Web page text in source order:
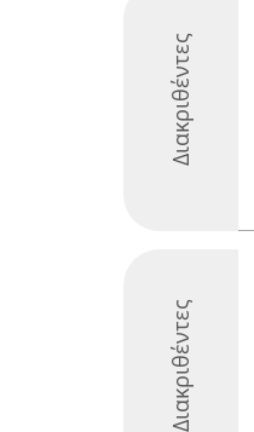
Διακριθέντες
Διακριθέντες